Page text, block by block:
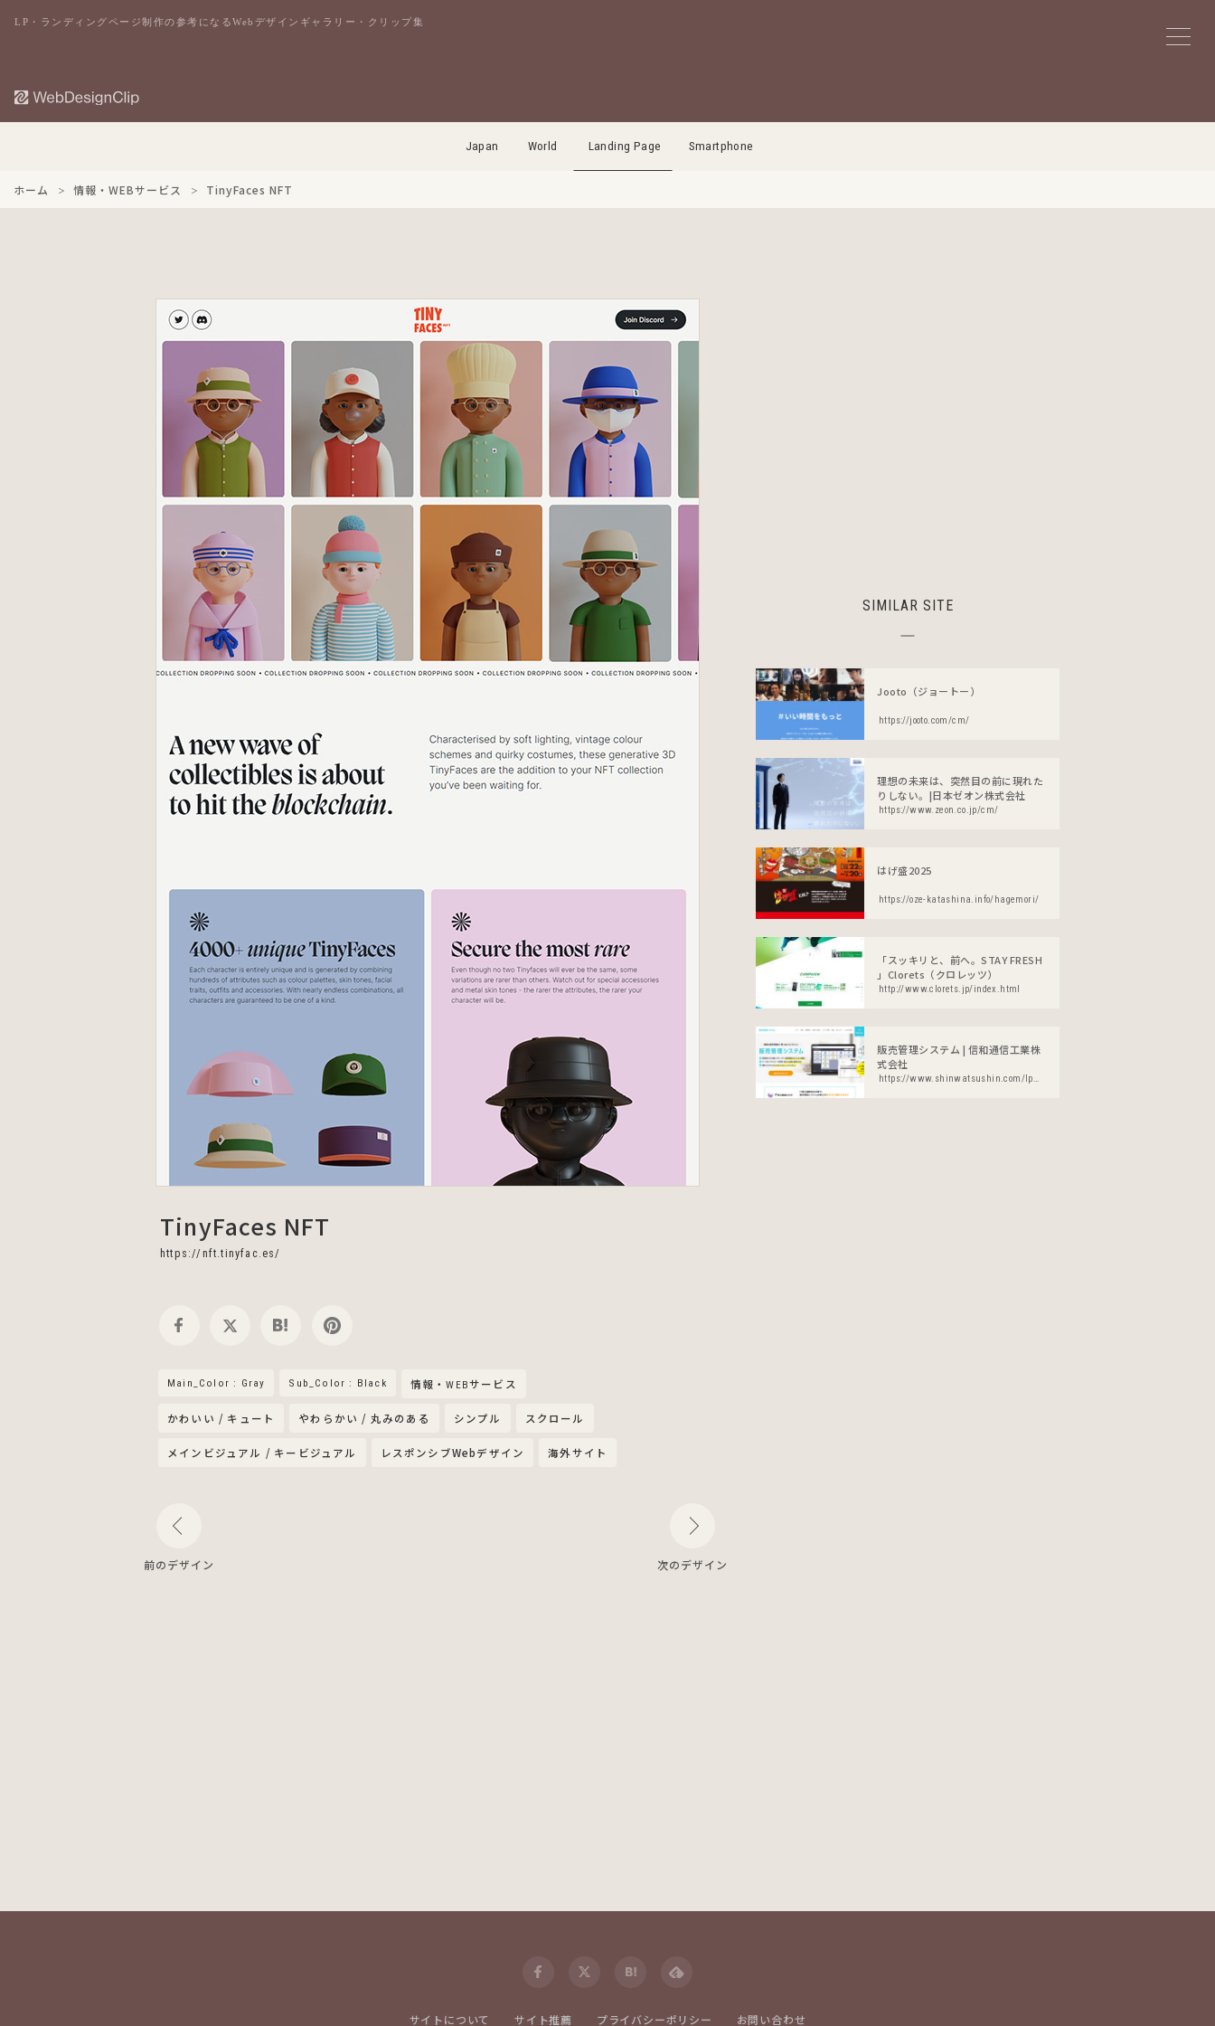
LP・ランディングページ制作の参考になるWebデザインギャラリー・クリップ集
Japan World Landing Page Smartphone
ホーム 情報・WEBサービス TinyFaces NFT
TinyFaces NFT
https://nft.tinyfac.es/
Main_Color : Gray Sub_Color : Black 情報・WEBサービス
かわいい / キュート やわらかい / 丸みのある シンプル スクロール
メインビジュアル / キービジュアル レスポンシブWebデザイン 海外サイト
SIMILAR SITE
Jooto（ジョートー）
https://jooto.com/cm/
理想の未来は、突然目の前に現れた
りしない。|日本ゼオン株式会社
https://www.zeon.co.jp/cm/
はげ盛2025
https://oze-katashina.info/hagemori/
「スッキリと、前へ。STAY FRESH
」Clorets（クロレッツ）
http://www.clorets.jp/index.html
販売管理システム | 信和通信工業株
式会社
https://www.shinwatsushin.com/lp/hanbaikanri
サイトについて サイト推薦 プライバシーポリシー お問い合わせ